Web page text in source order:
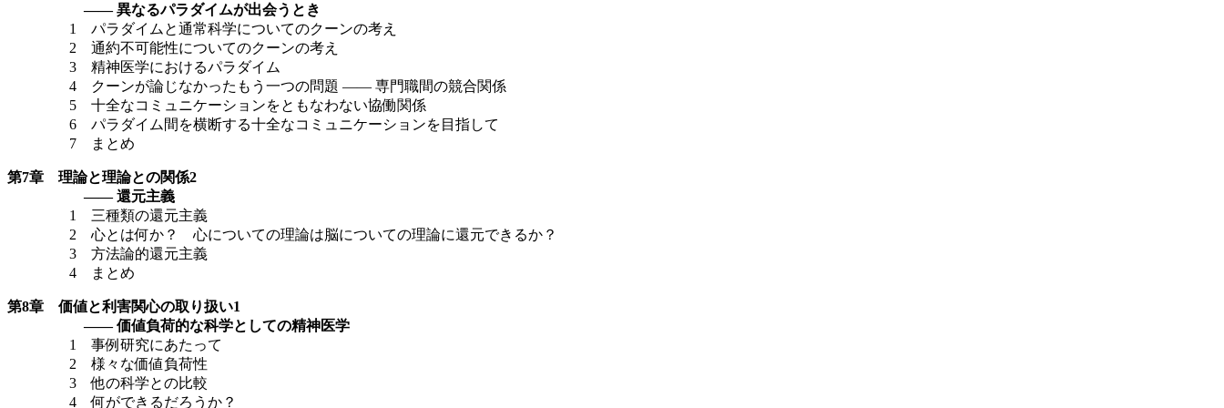
—— 異なるパラダイムが出会うとき
1 パラダイムと通常科学についてのクーンの考え
2 通約不可能性についてのクーンの考え
3 精神医学におけるパラダイム
4 クーンが論じなかったもう一つの問題 —— 専門職間の競合関係
5 十全なコミュニケーションをともなわない協働関係
6 パラダイム間を横断する十全なコミュニケーションを目指して
7 まとめ
第7章 理論と理論との関係2
—— 還元主義
1 三種類の還元主義
2 心とは何か？ 心についての理論は脳についての理論に還元できるか？
3 方法論的還元主義
4 まとめ
第8章 価値と利害関心の取り扱い1
—— 価値負荷的な科学としての精神医学
1 事例研究にあたって
2 様々な価値負荷性
3 他の科学との比較
4 何ができるだろうか？